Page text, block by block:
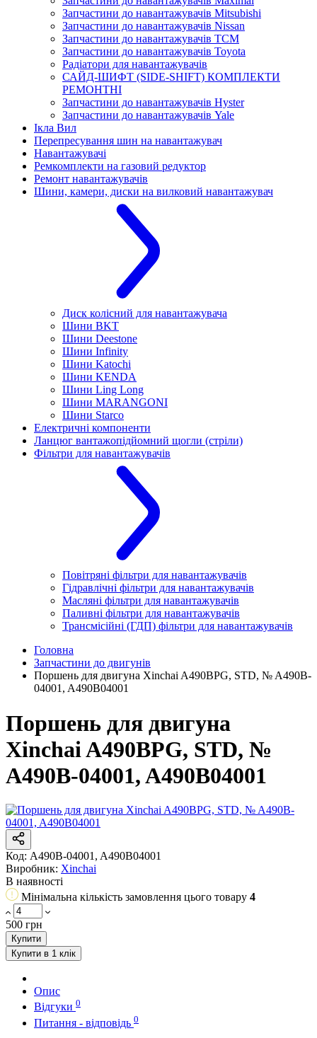
Запчастини до навантажувачів Mitsubishi
Запчастини до навантажувачів Nissan
Запчастини до навантажувачів TCM
Запчастини до навантажувачів Toyota
Радіатори для навантажувачів
САЙД-ШИФТ (SIDE-SHIFT) КОМПЛЕКТИ
РЕМОНТНІ
Запчастини до навантажувачів Hyster
Запчастини до навантажувачів Yale
Ікла Вил
Перепресування шин на навантажувач
Навантажувачі
Ремкомплекти на газовий редуктор
Ремонт навантажувачів
Шини, камери, диски на вилковий навантажувач
Диск колісний для навантажувача
Шини BKT
Шини Deestone
Шини Infinity
Шини Katochi
Шини KENDA
Шини Ling Long
Шини MARANGONI
Шини Starco
Електричні компоненти
Ланцюг вантажопідйомний щогли (стріли)
Фільтри для навантажувачів
Повітряні фільтри для навантажувачів
Гідравлічні фільтри для навантажувачів
Масляні фільтри для навантажувачів
Паливні фільтри для навантажувачів
Трансмісійні (ГДП) фільтри для навантажувачів
Головна
Запчастини до двигунів
Поршень для двигуна Xinchai A490BPG, STD, № A490B-
04001, A490B04001
Поршень для двигуна
Xinchai A490BPG, STD, №
A490B-04001, A490B04001
Код: A490B-04001, A490B04001
Виробник: Xinchai
В наявності
Мінімальна кількість замовлення цього товару 4
500 грн
Купити
Купити в 1 клік
Опис
Відгуки 0
Питання - відповідь 0